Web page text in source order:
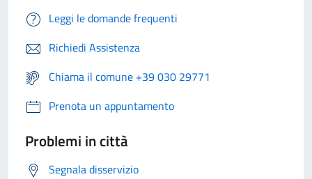
Leggi le domande frequenti
Richiedi Assistenza
Chiama il comune +39 030 29771
Prenota un appuntamento
Problemi in città
Segnala disservizio